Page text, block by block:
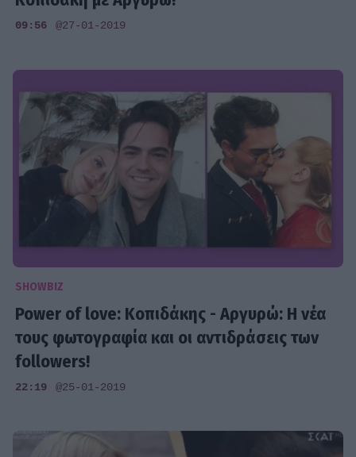
09:56 @27-01-2019
SHOWBIZ
Power of love: Κοπιδάκης - Αργυρώ: Η νέα
τους φωτογραφία και οι αντιδράσεις των
followers!
22:19 @25-01-2019